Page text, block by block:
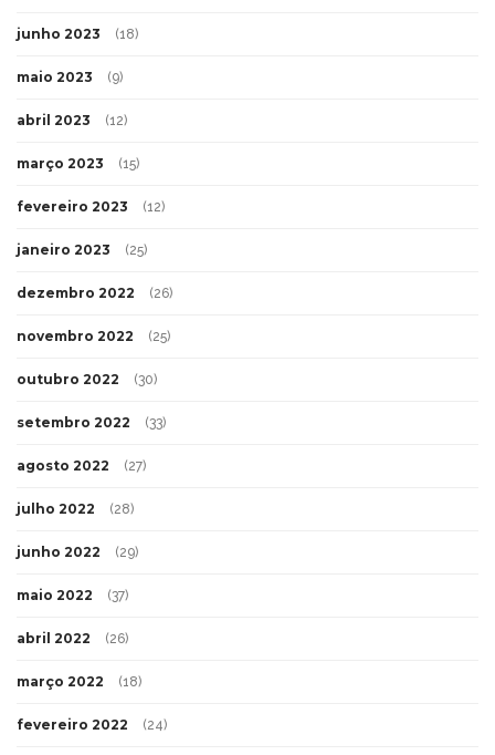
junho 2023 (18)
maio 2023 (9)
abril 2023 (12)
março 2023 (15)
fevereiro 2023 (12)
janeiro 2023 (25)
dezembro 2022 (26)
novembro 2022 (25)
outubro 2022 (30)
setembro 2022 (33)
agosto 2022 (27)
julho 2022 (28)
junho 2022 (29)
maio 2022 (37)
abril 2022 (26)
março 2022 (18)
fevereiro 2022 (24)